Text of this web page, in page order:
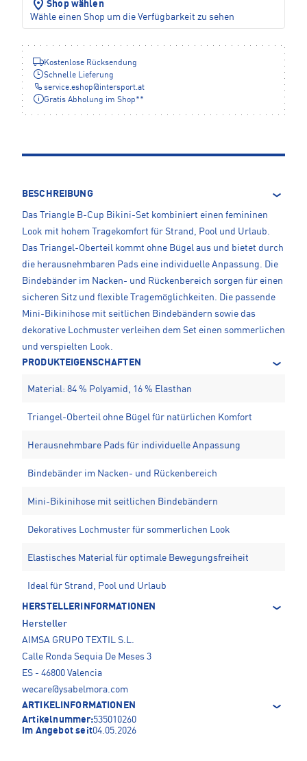
Shop wählen
Wähle einen Shop um die Verfügbarkeit zu sehen
Kostenlose Rücksendung
Schnelle Lieferung
service.eshop@intersport.at
Gratis Abholung im Shop**
BESCHREIBUNG
Das Triangle B-Cup Bikini-Set kombiniert einen femininen
Look mit hohem Tragekomfort für Strand, Pool und Urlaub.
Das Triangel-Oberteil kommt ohne Bügel aus und bietet durch
die herausnehmbaren Pads eine individuelle Anpassung. Die
Bindebänder im Nacken- und Rückenbereich sorgen für einen
sicheren Sitz und flexible Tragemöglichkeiten. Die passende
Mini-Bikinihose mit seitlichen Bindebändern sowie das
dekorative Lochmuster verleihen dem Set einen sommerlichen
und verspielten Look.
PRODUKTEIGENSCHAFTEN
Material: 84 % Polyamid, 16 % Elasthan
Triangel-Oberteil ohne Bügel für natürlichen Komfort
Herausnehmbare Pads für individuelle Anpassung
Bindebänder im Nacken- und Rückenbereich
Mini-Bikinihose mit seitlichen Bindebändern
Dekoratives Lochmuster für sommerlichen Look
Elastisches Material für optimale Bewegungsfreiheit
Ideal für Strand, Pool und Urlaub
HERSTELLERINFORMATIONEN
Hersteller
AIMSA GRUPO TEXTIL S.L.
Calle Ronda Sequia De Meses 3
ES - 46800 Valencia
wecare@ysabelmora.com
ARTIKELINFORMATIONEN
Artikelnummer:535010260
Im Angebot seit04.05.2026